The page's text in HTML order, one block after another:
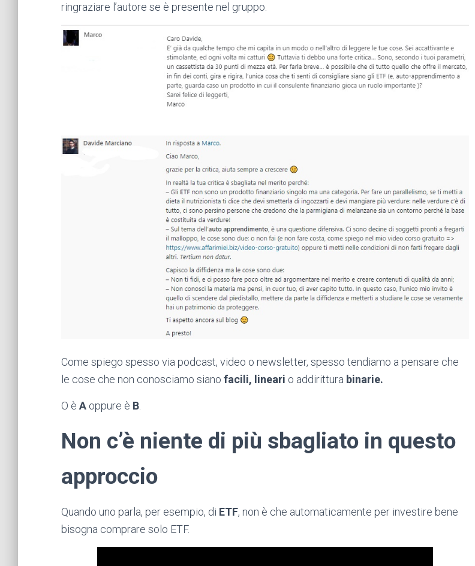
ringraziare l’autore se è presente nel gruppo.
Come spiego spesso via podcast, video o newsletter, spesso tendiamo a pensare che
le cose che non conosciamo siano facili, lineari o addirittura binarie.
O è A oppure è B
Non c’è niente di più sbagliato in questo
approccio
Quando uno parla, per esempio, di ETF, non è che automaticamente per investire bene
bisogna comprare solo ETF.